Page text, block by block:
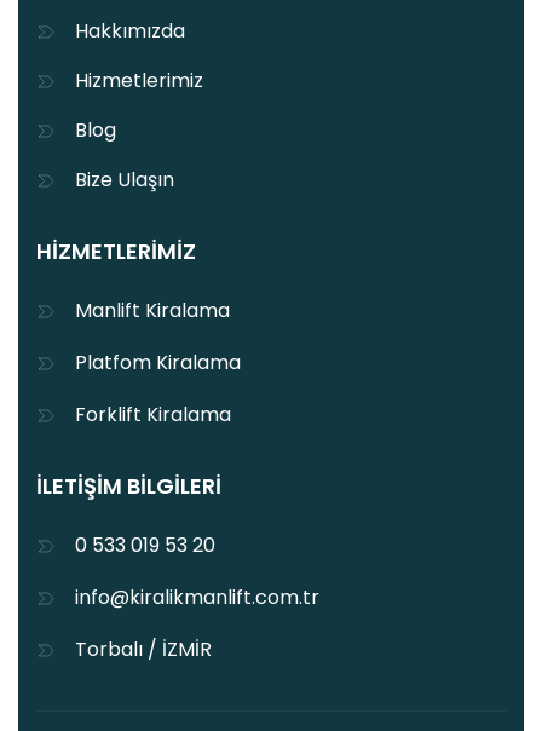
Hakkımızda
Hizmetlerimiz
Blog
Bize Ulaşın
HIZMETLERIMIZ
Manlift Kiralama
Platfom Kiralama
Forklift Kiralama
İLETIŞIM BILGILERI
0 533 019 53 20
info@kiralikmanlift.com.tr
Torbalı / İZMİR